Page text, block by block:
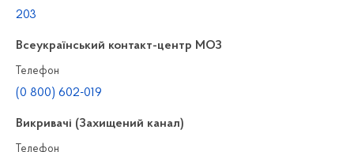
203
Всеукраїнський контакт-центр МОЗ
Телефон
(0 800) 602-019
Викривачі (Захищений канал)
Телефон